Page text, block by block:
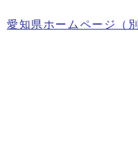
愛知県ホームページ（